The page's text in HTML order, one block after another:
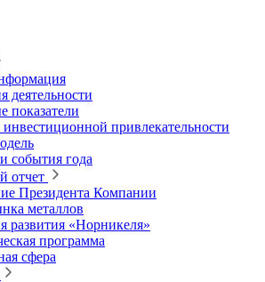
деятельности
показатели
привлекательности
события года
отчет
Президента Компании
металлов
развития «Норникеля»
программа
сфера